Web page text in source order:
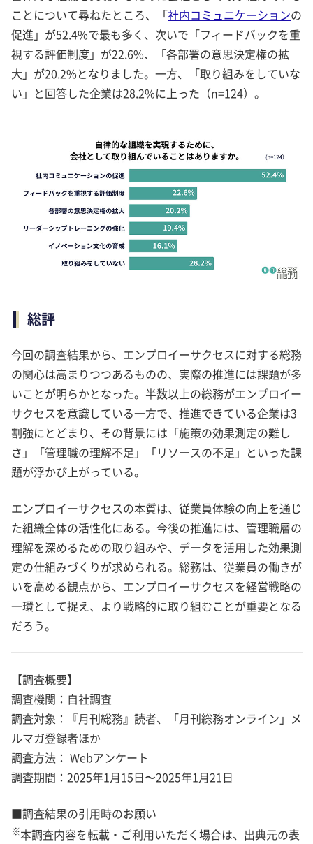
ことについて尋ねたところ、「社内コミュニケーションの
促進」が52.4%で最も多く、次いで「フィードバックを重
視する評価制度」が22.6%、「各部署の意思決定権の拡
大」が20.2%となりました。一方、「取り組みをしていな
い」と回答した企業は28.2%に上った（n=124）。
総評
今回の調査結果から、エンプロイーサクセスに対する総務
の関心は高まりつつあるものの、実際の推進には課題が多
いことが明らかとなった。半数以上の総務がエンプロイー
サクセスを意識している一方で、推進できている企業は3
割強にとどまり、その背景には「施策の効果測定の難し
さ」「管理職の理解不足」「リソースの不足」といった課
題が浮かび上がっている。
エンプロイーサクセスの本質は、従業員体験の向上を通じ
た組織全体の活性化にある。今後の推進には、管理職層の
理解を深めるための取り組みや、データを活用した効果測
定の仕組みづくりが求められる。総務は、従業員の働きが
いを高める観点から、エンプロイーサクセスを経営戦略の
一環として捉え、より戦略的に取り組むことが重要となる
だろう。
【調査概要】
調査機関：自社調査
調査対象：『月刊総務』読者、「月刊総務オンライン」メ
ルマガ登録者ほか
調査方法： Webアンケート
調査期間：2025年1月15日〜2025年1月21日
■調査結果の引用時のお願い
※本調査内容を転載・ご利用いただく場合は、出典元の表